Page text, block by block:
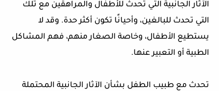
الآثار الجانبية التي تحدث للأطفال والمراهقين مع تلك
التي تحدث للبالغين، وأحيانًا تكون أكثر حدة. وقد لا
يستطيع الأطفال، وخاصة الصغار منهم، فهم المشاكل
الطبية أو التعبير عنها.
تحدث مع طبيب الطفل بشأن الآثار الجانبية المحتملة